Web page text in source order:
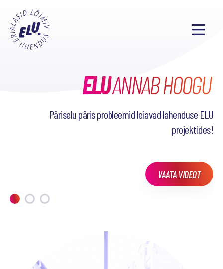
ELUANNAB HOOGU
Päriselu päris probleemid leiavad lahenduse ELU
projektides!
VAATA VIDEOT
SEL SEMESTRIL38
PÕNEVAT PROJEKTI
TAHAD TEADA, MIDA
OLEME TEINUD?